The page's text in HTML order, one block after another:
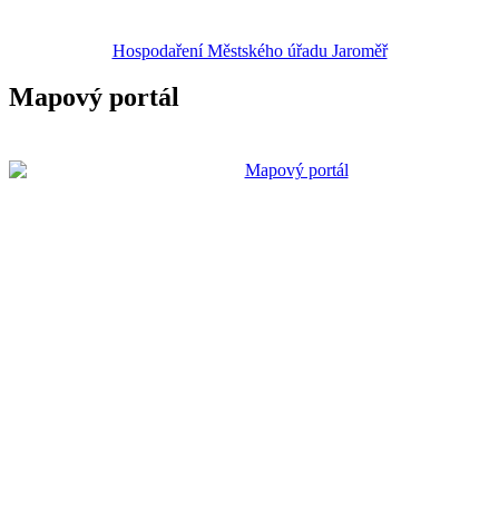
Hospodaření Městského úřadu Jaroměř
Mapový portál